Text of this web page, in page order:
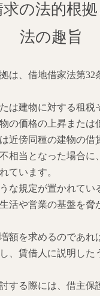
の法的根
法の趣旨
は、借地借家法第32
は建物に対する租税
の価格の上昇または
近傍同種の建物の借
相当となった場合に
ています。
な規定が置かれてい
活や営業の基盤を脅
額を求めるのであれ
、賃借人に説明した
する際には、借主保